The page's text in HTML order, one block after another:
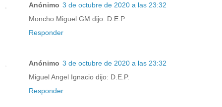
Anónimo 3 de octubre de 2020 a las 23:32
Moncho Miguel GM dijo: D.E.P
Responder
Anónimo 3 de octubre de 2020 a las 23:32
Miguel Angel Ignacio dijo: D.E.P.
Responder